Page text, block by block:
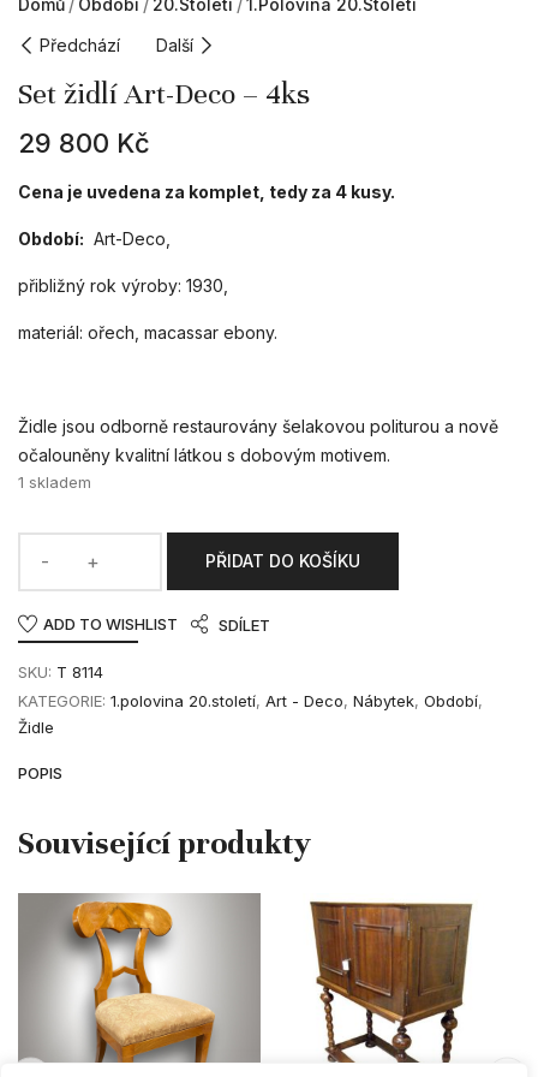
Domů Období 20.století
1.polovina 20.století
Předchází
Další
Set židlí Art-Deco – 4ks
29 800 Kč
Cena je uvedena za komplet, tedy za 4 kusy.
Období: Art-Deco,
přibližný rok výroby: 1930,
materiál: ořech, macassar ebony.
Židle jsou odborně restaurovány šelakovou politurou a nově
očalouněny kvalitní látkou s dobovým motivem.
1 skladem
PŘIDAT DO KOŠÍKU
ADD TO WISHLIST SDÍLET
SKU: T 8114
KATEGORIE: 1.polovina 20.století, Art - Deco, Nábytek, Období,
Židle
POPIS